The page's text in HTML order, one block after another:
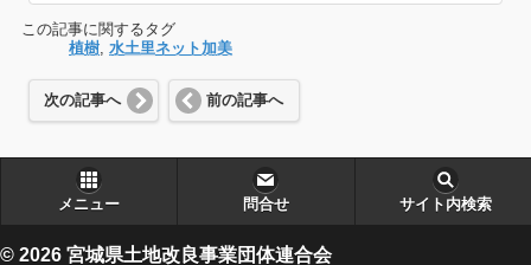
この記事に関するタグ
植樹 ,水土里ネット加美
次の記事へ 前の記事へ
メニュー 問合せ サイト内検索
© 2026 宮城県土地改良事業団体連合会